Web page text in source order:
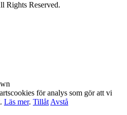
Rights Reserved.
för analys som gör att vi
Läs mer. Tillåt Avstå